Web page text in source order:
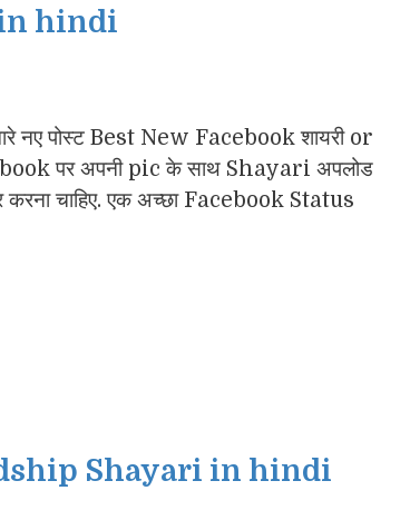
in hindi
पोस्ट Best New Facebook शायरी or
पर अपनी pic के साथ Shayari अपलोड
चाहिए. एक अच्छा Facebook Status
Shayari in hindi